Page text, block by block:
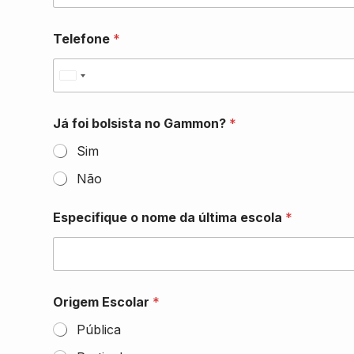
Telefone *
t
e
+
Já foi bolsista no Gammon? *
Sim
Não
Especifique o nome da última escola *
Origem Escolar *
Pública